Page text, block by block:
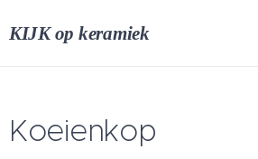
KIJK op keramiek
Koeienkop